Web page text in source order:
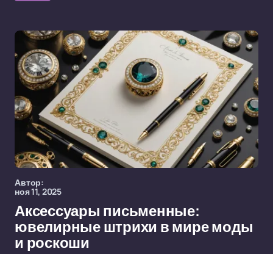
Автор:
ноя 11, 2025
Аксессуары письменные:
ювелирные штрихи в мире моды
и роскоши